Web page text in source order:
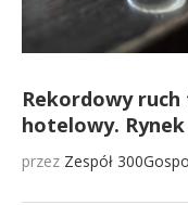
Rekordowy
hotelowy.
przez Zespół